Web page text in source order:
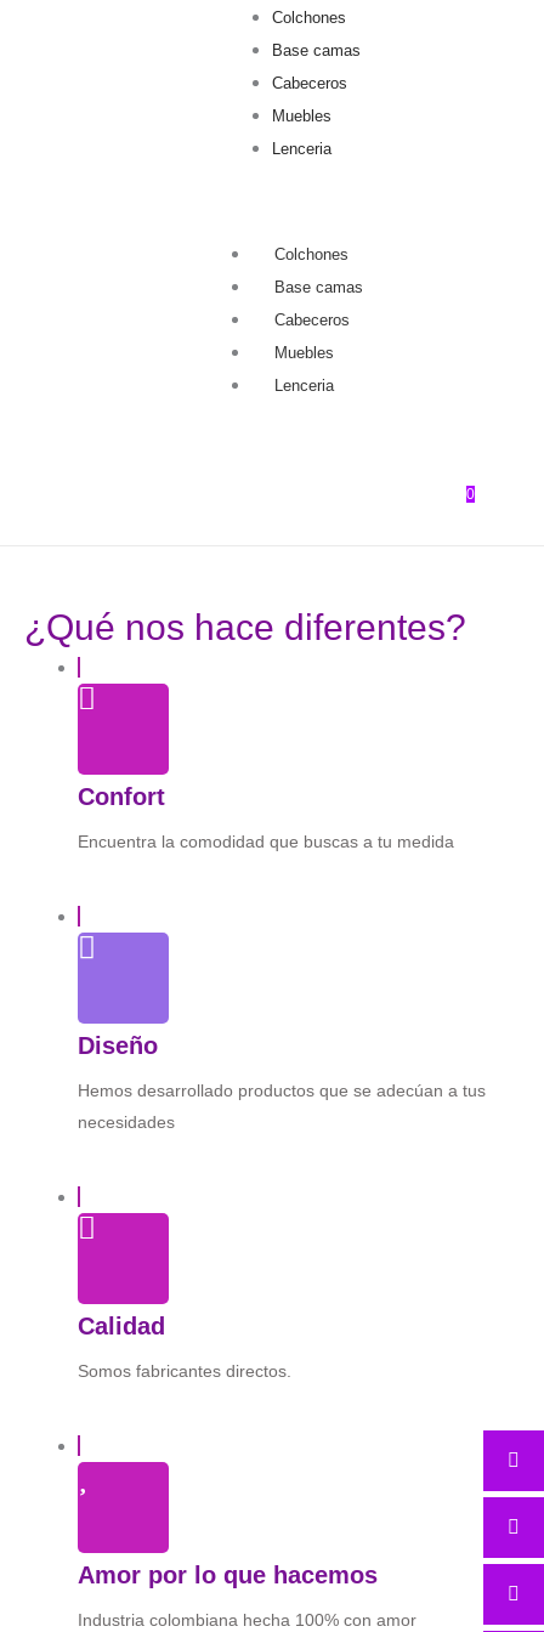
Colchones
Base camas
Cabeceros
Muebles
Lenceria
Colchones
Base camas
Cabeceros
Muebles
Lenceria
0
¿Qué nos hace diferentes?
Confort
Encuentra la comodidad que buscas a tu medida
Diseño
Hemos desarrollado productos que se adecúan a tus
necesidades
Calidad
Somos fabricantes directos.
Amor por lo que hacemos
Industria colombiana hecha 100% con amor